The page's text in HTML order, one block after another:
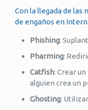
Con la llegada de
de engaños en
Phishing:
Pharming:
Catfish: Crear
alguien crea un
Ghosting: